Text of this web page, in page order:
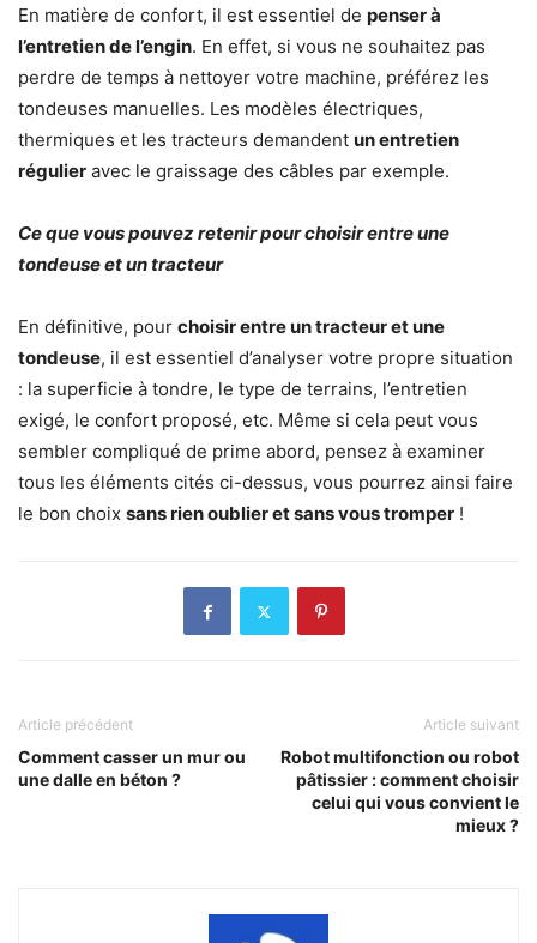
En matière de confort, il est essentiel de penser à
l’entretien de l’engin. En effet, si vous ne souhaitez pas
perdre de temps à nettoyer votre machine, préférez les
tondeuses manuelles. Les modèles électriques,
thermiques et les tracteurs demandent un entretien
régulier avec le graissage des câbles par exemple.
Ce que vous pouvez retenir pour choisir entre une
tondeuse et un tracteur
En définitive, pour choisir entre un tracteur et une
tondeuse, il est essentiel d’analyser votre propre situation
: la superficie à tondre, le type de terrains, l’entretien
exigé, le confort proposé, etc. Même si cela peut vous
sembler compliqué de prime abord, pensez à examiner
tous les éléments cités ci-dessus, vous pourrez ainsi faire
le bon choix sans rien oublier et sans vous tromper !
Article précédent
Comment casser un mur ou
une dalle en béton ?
Article suivant
Robot multifonction ou robot
pâtissier : comment choisir
celui qui vous convient le
mieux ?